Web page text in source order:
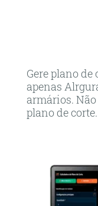
Gere plano
apenas
armários.
plano de corte.